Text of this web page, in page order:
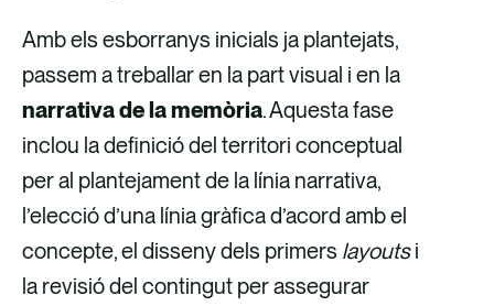
Amb els esborranys inicials ja plantejats,
passem a treballar en la part visual i en la
narrativa de la memòria. Aquesta fase
inclou la definició del territori conceptual
per al plantejament de la línia narrativa,
l’elecció d’una línia gràfica d’acord amb el
concepte, el disseny dels primers layoutsi
la revisió del contingut per assegurar